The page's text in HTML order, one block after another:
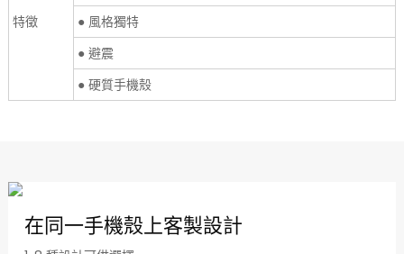
特徵
● 風格獨特
● 避震
● 硬質手機殼
在同一手機殼上客製設計